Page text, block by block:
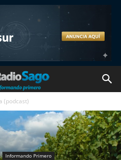
(podcast)
Informando Primero